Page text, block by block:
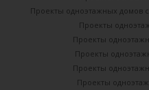
Проекты одноэтажных домов
Проекты
Проекты
Проекты
Проекты
Проекты